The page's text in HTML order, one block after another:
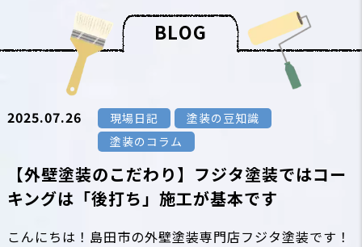
BLOG
2025.07.26 現場日記
塗装の豆知識
塗装のコラム
【外壁塗装のこだわり】フジタ塗装ではコー
キングは「後打ち」施工が基本です
こんにちは！島田市の外壁塗装専門店フジタ塗装です！